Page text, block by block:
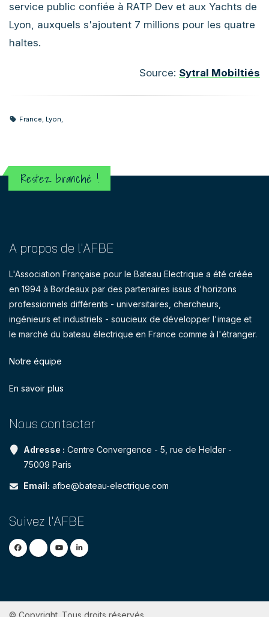
service public confiée à RATP Dev et aux Yachts de
Lyon, auxquels s'ajoutent 7 millions pour les quatre
haltes.
Source: Sytral Mobiltiés
France, Lyon,
Restez branché !
A propos de l'AFBE
L'Association Française pour le Bateau Electrique a été créée
en 1994 à Bordeaux par des partenaires issus d'horizons
professionnels différents - universitaires, chercheurs,
ingénieurs et industriels - soucieux de développer l'image et
le marché du bateau électrique en France comme à l'étranger.
Notre équipe
En savoir plus
Nous contacter
Adresse : Centre Convergence - 5, rue de Helder -
75009 Paris
Email: afbe@bateau-electrique.com
Suivez l'AFBE